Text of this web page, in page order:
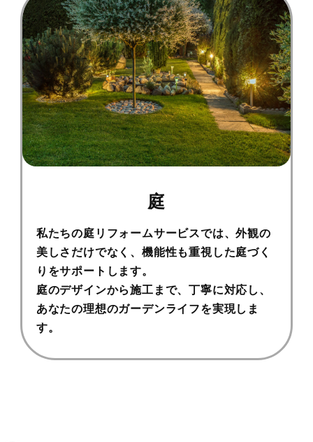
庭
私たちの庭リフォームサービスでは、外観の
美しさだけでなく、機能性も重視した庭づく
りをサポートします。
庭のデザインから施工まで、丁寧に対応し、
あなたの理想のガーデンライフを実現しま
す。